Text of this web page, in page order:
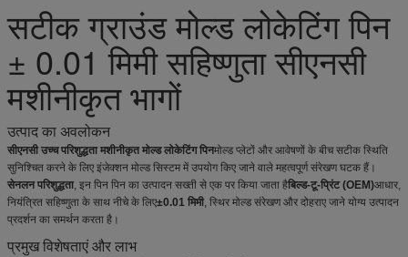
सटीक ग्राउंड मोल्ड लोकेटिंग पिन
± 0.01 मिमी सहिष्णुता सीएनसी
मशीनीकृत भागों
उत्पाद का अवलोकन
सीएनसी उच्च परिशुद्धता मशीनीकृत मोल्ड लोकेटिंग पिनमोल्ड प्लेटों और आवेषणों के बीच सटीक स्थिति
सुनिश्चित करने के लिए इंजेक्शन मोल्ड सिस्टम में उपयोग किए जाने वाले महत्वपूर्ण संरेखण घटक हैं।
सेनलन परिशुद्धता, इन पिन पिन का उत्पादन सख्ती से एक पर किया जाता हैबिल्ड-टू-प्रिंट (OEM)आधार,
नियंत्रित सहिष्णुता के साथ नीचे के लिए±0.01 मिमी, स्थिर मोल्ड संरेखण और दोहराए जाने योग्य उत्पादन
प्रदर्शन का समर्थन करता है।
प्रमुख विशेषताएं और लाभ